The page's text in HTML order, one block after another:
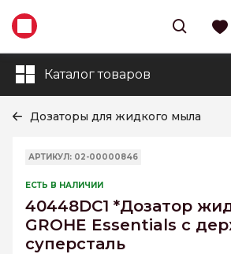
Каталог товаров
Дозаторы для жидкого мыла
АРТИКУЛ: 02-00000846
ЕСТЬ В НАЛИЧИИ
40448DC1 *Дозатор
GROHE Essentials с
суперсталь